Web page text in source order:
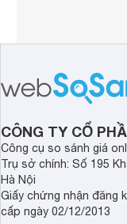
CÔNG TY CỔ
Công cụ so sánh giá
Trụ sở chính: Số 195
Hà Nội
Giấy chứng nhận đăng
cấp ngày 02/12/2013